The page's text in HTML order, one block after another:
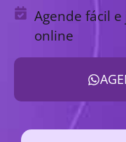
Agende fácil
online